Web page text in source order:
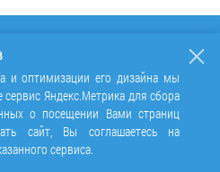
и оптимизации его дизайна мы
Яндекс.Метрика для сбора
о посещении Вами страниц
сайт, Вы соглашаетесь на
сервиса.